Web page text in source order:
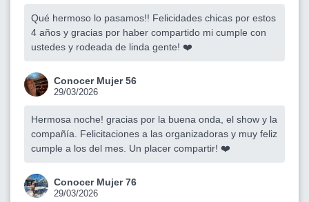
Qué hermoso lo pasamos!! Felicidades chicas por estos
4 años y gracias por haber compartido mi cumple con
ustedes y rodeada de linda gente! ❤️
Conocer Mujer 56
29/03/2026
Hermosa noche! gracias por la buena onda, el show y la
compañía. Felicitaciones a las organizadoras y muy feliz
cumple a los del mes. Un placer compartir! ❤️
Conocer Mujer 76
29/03/2026